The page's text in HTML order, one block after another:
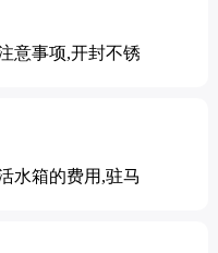
意事项,开封不锈
水箱的费用,驻马